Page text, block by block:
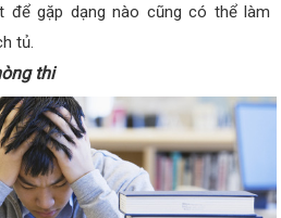
để gặp dạng nào cũng có thể làm
tủ.
thi